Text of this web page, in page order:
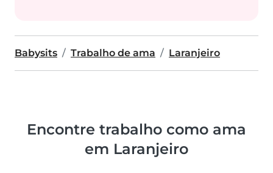
Babysits Trabalho de ama Laranjeiro
Encontre trabalho como ama
em Laranjeiro